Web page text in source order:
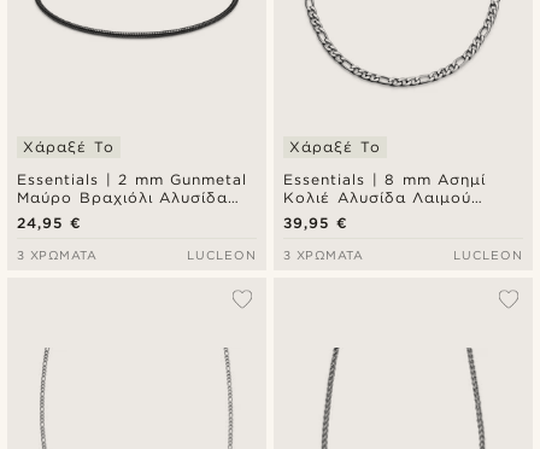
Essentials | 2 mm Gunmetal
Μαύρο Βραχιόλι Αλυσίδα
Χεριού Snake Chain
Χάραξέ Το
24,95 €
3 ΧΡΏΜΑΤΑ LUCLEON
Essentials | 8 mm Ασημί
Κολιέ Αλυσίδα Λαιμού
Figaro Chain
Χάραξέ Το
39,95 €
3 ΧΡΏΜΑΤΑ LUCLEON